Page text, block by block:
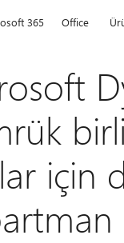
365 Office
için